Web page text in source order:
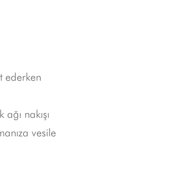
ederken
nakışı
vesile